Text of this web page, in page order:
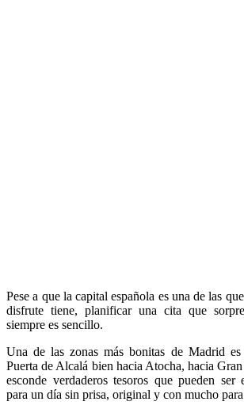
Pese a que la capital española es una de las
disfrute tiene, planificar una cita que
siempre es sencillo.
Una de las zonas más bonitas de Madrid
Puerta de Alcalá bien hacia Atocha, hacia
esconde verdaderos tesoros que pueden ser
para un día sin prisa, original y con mucho